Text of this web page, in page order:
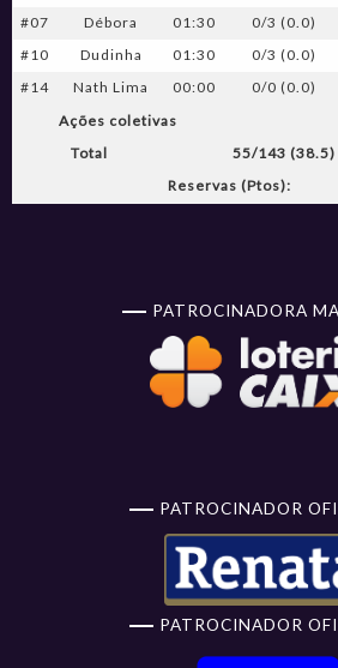
#07
Débora 01:30 0/3 (0.0)
#10
Dudinha 01:30 0/3 (0.0)
#14
Nath Lima 00:00 0/0 (0.0)
Ações coletivas
Total
55/143 (38.5)
Reservas (Ptos):
PATROCINADORA
PATROCINADOR
PATROCINADOR